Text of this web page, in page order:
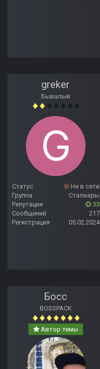
greker
Бывалый
Статус
Не в сети
Группа
Сталкеры
Репутация
33
Сообщений
217
Регистрация
05.02.2024
Босс
BOSSPACK
Автор темы